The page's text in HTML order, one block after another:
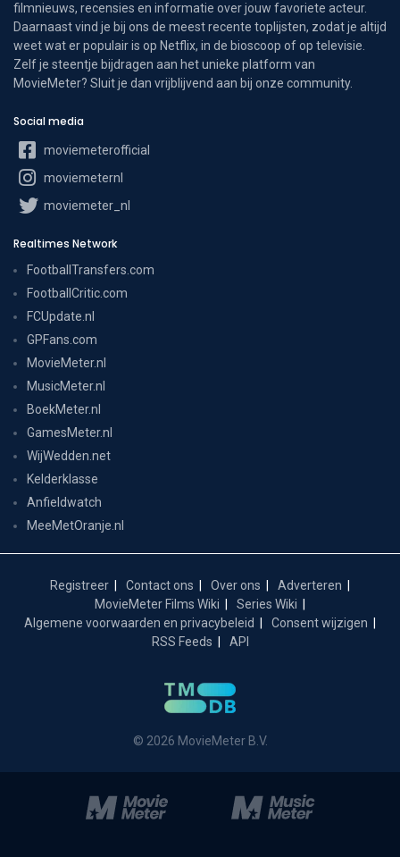
filmnieuws, recensies en informatie over jouw favoriete acteur.
Daarnaast vind je bij ons de meest recente toplijsten, zodat je altijd
weet wat er populair is op Netflix, in de bioscoop of op televisie.
Zelf je steentje bijdragen aan het unieke platform van
MovieMeter? Sluit je dan vrijblijvend aan bij onze community.
Social media
moviemeterofficial
moviemeternl
moviemeter_nl
Realtimes Network
FootballTransfers.com
FootballCritic.com
FCUpdate.nl
GPFans.com
MovieMeter.nl
MusicMeter.nl
BoekMeter.nl
GamesMeter.nl
WijWedden.net
Kelderklasse
Anfieldwatch
MeeMetOranje.nl
Registreer Contact ons Over ons
Adverteren
MovieMeter Films Wiki
Series Wiki
Algemene voorwaarden en privacybeleid
Consent wijzigen
RSS Feeds
API
© 2026 MovieMeter B.V.